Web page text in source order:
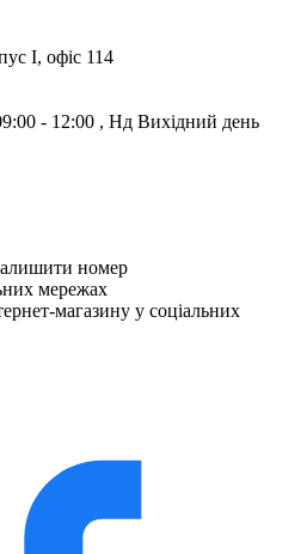
І, офіс 114
- 12:00 , Нд Вихідний день
номер
мережах
магазину у соціальних